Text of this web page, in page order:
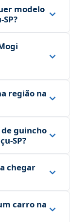
modelo
região na
guincho
chegar
carro na